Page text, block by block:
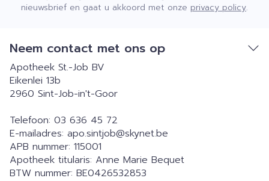
nieuwsbrief en gaat u akkoord met onze privacy policy.
Neem contact met ons op
Apotheek St.-Job BV
Eikenlei 13b
2960 Sint-Job-in't-Goor
Telefoon: 03 636 45 72
E-mailadres: apo.sintjob@skynet.be
APB nummer: 115001
Apotheek titularis: Anne Marie Bequet
BTW nummer: BE0426532853